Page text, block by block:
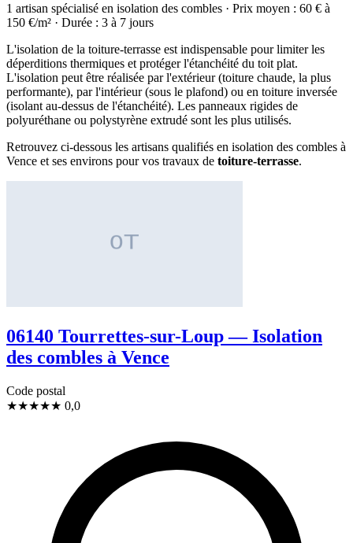
1 artisan spécialisé en isolation des combles · Prix moyen : 60 € à
150 €/m² · Durée : 3 à 7 jours
L'isolation de la toiture-terrasse est indispensable pour limiter les
déperditions thermiques et protéger l'étanchéité du toit plat.
L'isolation peut être réalisée par l'extérieur (toiture chaude, la plus
performante), par l'intérieur (sous le plafond) ou en toiture inversée
(isolant au-dessus de l'étanchéité). Les panneaux rigides de
polyuréthane ou polystyrène extrudé sont les plus utilisés.
Retrouvez ci-dessous les artisans qualifiés en isolation des combles à
Vence et ses environs pour vos travaux de toiture-terrasse.
06140 Tourrettes-sur-Loup — Isolation
des combles à Vence
Code postal
★★★★★ 0,0